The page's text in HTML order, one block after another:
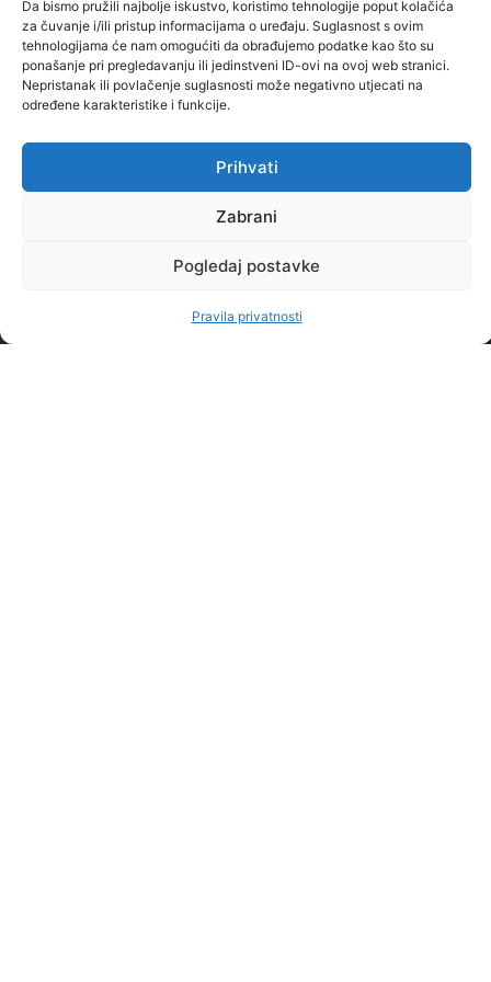
Da bismo pružili najbolje iskustvo, koristimo tehnologije poput kolačića
za čuvanje i/ili pristup informacijama o uređaju. Suglasnost s ovim
tehnologijama će nam omogućiti da obrađujemo podatke kao što su
ponašanje pri pregledavanju ili jedinstveni ID-ovi na ovoj web stranici.
Nepristanak ili povlačenje suglasnosti može negativno utjecati na
određene karakteristike i funkcije.
Prihvati
Zabrani
Pogledaj postavke
Pravila privatnosti
PRIJEDIPLOMSKI
STUDIJI
STRUČNI
kalendar
Ispitni
rokovi
Oglasna
Knjižnica
Dokumenti
Partneri
Veleučilišta
Kvaliteta
Alumni
klub
Pravo na
do
karijere
Novosti
nama
Kontakt